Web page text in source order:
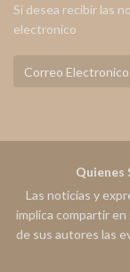
Si desea recibir las
electronico
Quienes
Las noticias y
implica compartir
de sus autores las